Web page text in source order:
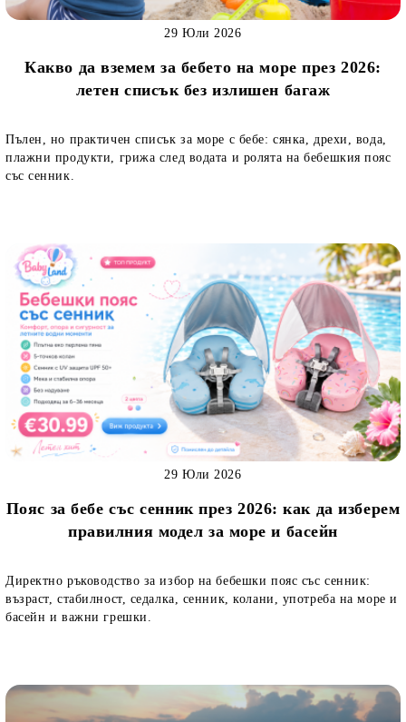
Какво да вземем за бебето на море през 2026:
летен списък без излишен багаж
29 Юли 2026
Пълен, но практичен списък за море с бебе: сянка, дрехи, вода,
плажни продукти, грижа след водата и ролята на бебешкия пояс
със сенник.
Пояс за бебе със сенник през 2026: как да изберем
правилния модел за море и басейн
29 Юли 2026
Директно ръководство за избор на бебешки пояс със сенник:
възраст, стабилност, седалка, сенник, колани, употреба на море и
басейн и важни грешки.